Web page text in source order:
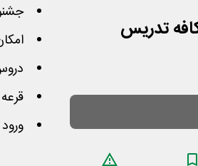
قرعه کشی 3 میلیون